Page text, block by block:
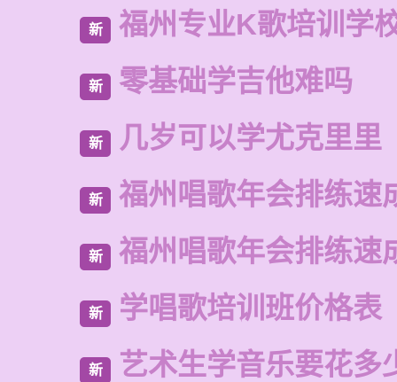
新 福州专业K歌培训学
新 零基础学吉他难吗
新 几岁可以学尤克里里
新 福州唱歌年会排练速
新 福州唱歌年会排练速
新 学唱歌培训班价格表
新 艺术生学音乐要花多